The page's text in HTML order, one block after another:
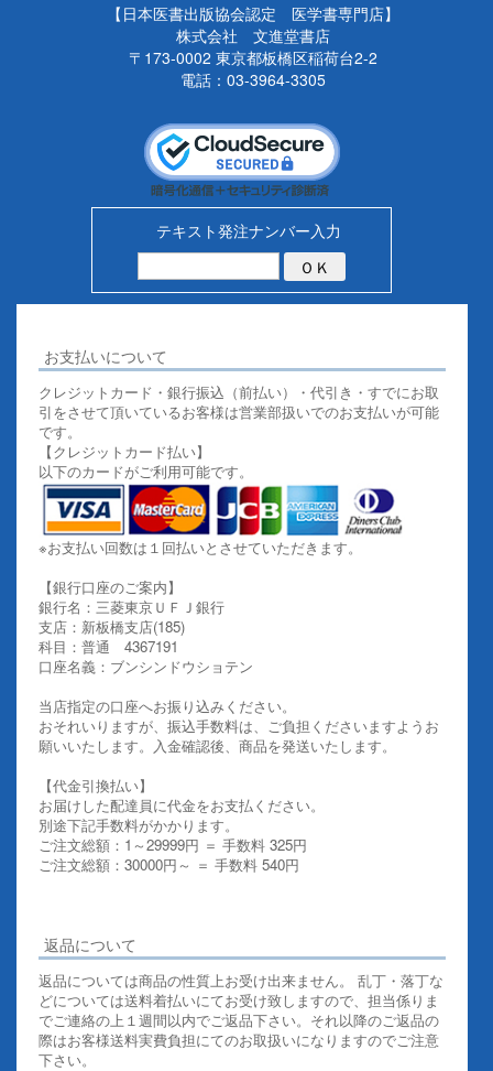
【日本医書出版協会認定 医学書専門店】
株式会社 文進堂書店
〒173-0002 東京都板橋区稲荷台2-2
電話：03-3964-3305
テキスト発注ナンバー入力
お支払いについて
クレジットカード・銀行振込（前払い）・代引き・すでにお取
引をさせて頂いているお客様は営業部扱いでのお支払いが可能
です。
【クレジットカード払い】
以下のカードがご利用可能です。
※お支払い回数は１回払いとさせていただきます。
【銀行口座のご案内】
銀行名：三菱東京ＵＦＪ銀行
支店：新板橋支店(185)
科目：普通 4367191
口座名義：ブンシンドウショテン
当店指定の口座へお振り込みください。
おそれいりますが、振込手数料は、ご負担くださいますようお
願いいたします。入金確認後、商品を発送いたします。
【代金引換払い】
お届けした配達員に代金をお支払ください。
別途下記手数料がかかります。
ご注文総額：1～29999円 ＝ 手数料 325円
ご注文総額：30000円～ ＝ 手数料 540円
返品について
返品については商品の性質上お受け出来ません。 乱丁・落丁な
どについては送料着払いにてお受け致しますので、担当係りま
でご連絡の上１週間以内でご返品下さい。それ以降のご返品の
際はお客様送料実費負担にてのお取扱いになりますのでご注意
下さい。